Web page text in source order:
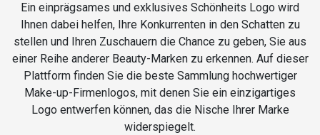
Ein einprägsames und exklusives Schönheits Logo wird
Ihnen dabei helfen, Ihre Konkurrenten in den Schatten zu
stellen und Ihren Zuschauern die Chance zu geben, Sie aus
einer Reihe anderer Beauty-Marken zu erkennen. Auf dieser
Plattform finden Sie die beste Sammlung hochwertiger
Make-up-Firmenlogos, mit denen Sie ein einzigartiges
Logo entwerfen können, das die Nische Ihrer Marke
widerspiegelt.